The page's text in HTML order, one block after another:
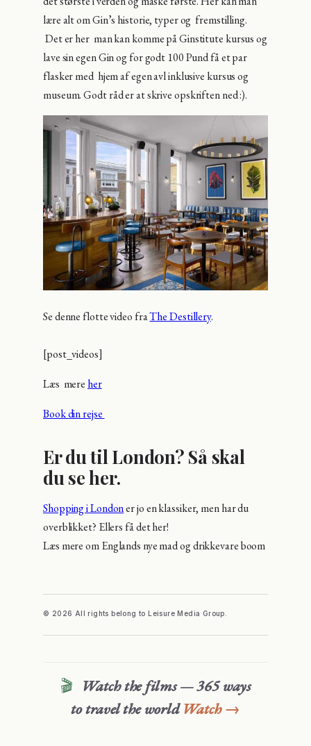
lære alt om Gin’s historie, typer og fremstilling.
Det er her man kan komme på Ginstitute kursus og
lave sin egen Gin og for godt 100 Pund få et par
flasker med hjem af egen avl inklusive kursus og
museum. Godt råd er at skrive opskriften ned :).
Se denne flotte video fraThe Destillery.
[post_videos]
Læs mere her
Book din rejse
Er du til London? Så skal
du se her.
Shopping i Londoner jo en klassiker, men har du
overblikket? Ellers få det her!
Læs mere om Englands nye mad og drikkevare boom
© 2026 All rights belong to Leisure Media Group.
Watch the films — 365 ways
to travel the world Watch →